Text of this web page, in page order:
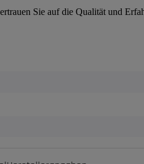
Sie auf die Qualität und